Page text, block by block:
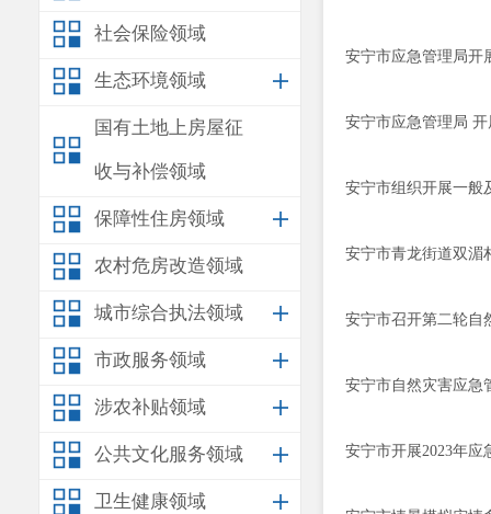
社会保险领域
生态环境领域
国有土地上房屋征
收与补偿领域
保障性住房领域
农村危房改造领域
城市综合执法领域
市政服务领域
涉农补贴领域
公共文化服务领域
卫生健康领域
安宁市应急管理局开
安宁市应急管理局
安宁市组织开展一般
安宁市青龙街道双湄
安宁市召开第二轮自
安宁市自然灾害应急
安宁市开展2023年应